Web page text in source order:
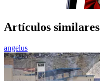
Artículos similares
angelus